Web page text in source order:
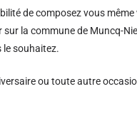
de composez vous
sur la commune de Muncq-
le souhaitez.
ou toute autre